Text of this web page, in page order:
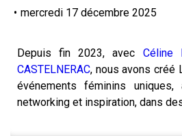
• mercredi 17 décembre 2025
Depuis fin 2023, avec Céline
CASTELNERAC, nous avons créé
événements féminins
networking et inspiration, dans